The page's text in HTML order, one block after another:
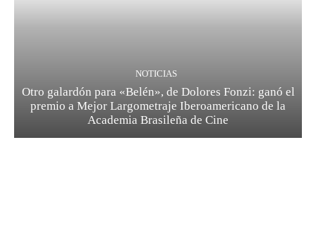
NOTICIAS
Otro galardón para «Belén», de Dolores Fonzi: ganó el
premio a Mejor Largometraje Iberoamericano de la
Academia Brasileña de Cine